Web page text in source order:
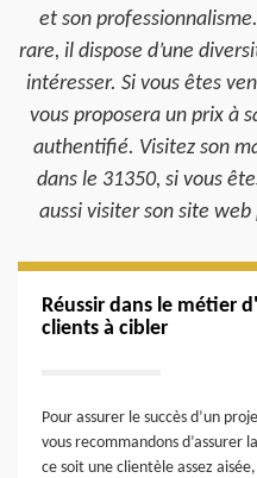
et son
rare, il dispose d’une
intéresser. Si vous êtes
vous proposera un prix à
authentifié. Visitez son
dans le 31350, si vous
aussi visiter son site
Réussir dans le métier
clients à cibler
Pour assurer le succès d’un
vous recommandons d’assurer
ce soit une clientèle assez